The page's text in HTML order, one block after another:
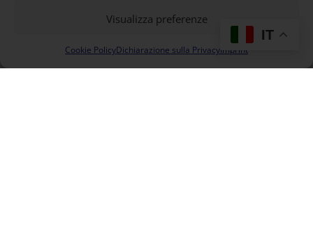
Visualizza preferenze
Cookie PolicyDichiarazione sulla PrivacyImprint
IT